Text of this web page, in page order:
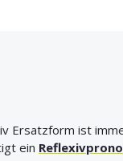
Ersatzform ist
ein